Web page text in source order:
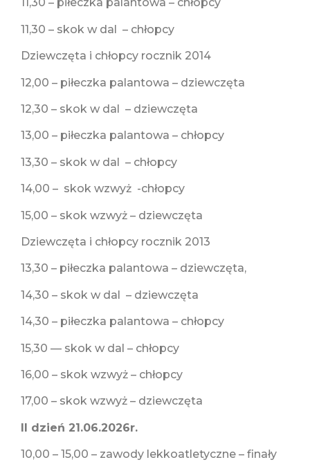
11,30 – piłeczka palantowa – chłopcy
11,30 – skok w dal – chłopcy
Dziewczęta i chłopcy rocznik 2014
12,00 – piłeczka palantowa – dziewczęta
12,30 – skok w dal – dziewczęta
13,00 – piłeczka palantowa – chłopcy
13,30 – skok w dal – chłopcy
14,00 – skok wzwyż -chłopcy
15,00 – skok wzwyż – dziewczęta
Dziewczęta i chłopcy rocznik 2013
13,30 – piłeczka palantowa – dziewczęta,
14,30 – skok w dal – dziewczęta
14,30 – piłeczka palantowa – chłopcy
15,30 — skok w dal – chłopcy
16,00 – skok wzwyż – chłopcy
17,00 – skok wzwyż – dziewczęta
II dzień 21.06.2026r.
10,00 – 15,00 – zawody lekkoatletyczne – finały